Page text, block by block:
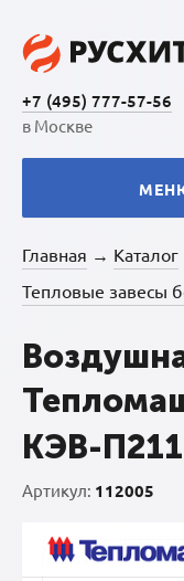
+7 (495) 777-57-56
в Москве
Главная → Каталог
Тепловые завесы
КЭВ-
Артикул: 112005